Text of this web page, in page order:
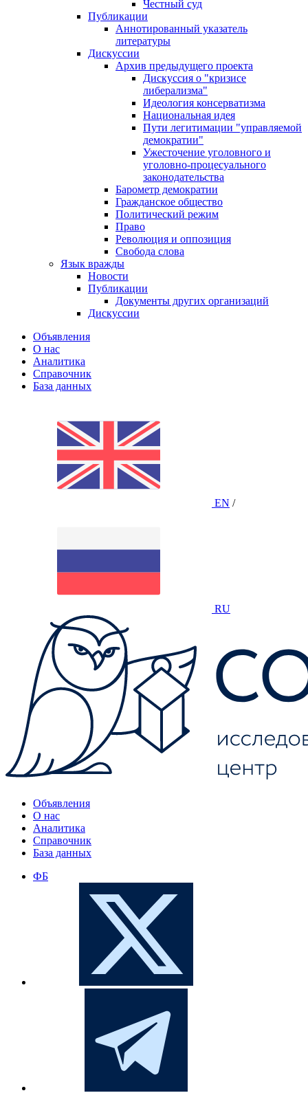
Честный суд
Публикации
Аннотированный указатель
литературы
Дискуссии
Архив предыдущего проекта
Дискуссия о "кризисе
либерализма"
Идеология консерватизма
Национальная идея
Пути легитимации "управляемой
демократии"
Ужесточение уголовного и
уголовно-процесуального
законодательства
Барометр демократии
Гражданское общество
Политический режим
Право
Революция и оппозиция
Свобода слова
Язык вражды
Новости
Публикации
Документы других организаций
Дискуссии
Объявления
О нас
Аналитика
Справочник
База данных
EN /
RU
Объявления
О нас
Аналитика
Справочник
База данных
ФБ